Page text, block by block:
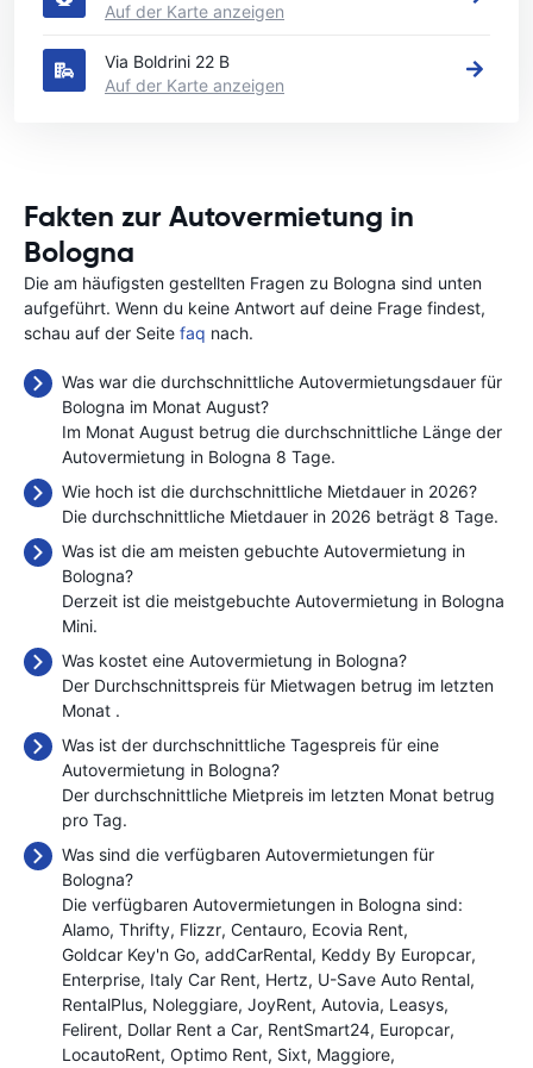
Auf der Karte anzeigen
Via Boldrini 22 B
Auf der Karte anzeigen
Fakten zur Autovermietung in
Bologna
Die am häufigsten gestellten Fragen zu Bologna sind unten
aufgeführt. Wenn du keine Antwort auf deine Frage findest,
schau auf der Seite faq nach.
Was war die durchschnittliche Autovermietungsdauer für
Bologna im Monat August?
Im Monat August betrug die durchschnittliche Länge der
Autovermietung in Bologna 8 Tage.
Wie hoch ist die durchschnittliche Mietdauer in 2026?
Die durchschnittliche Mietdauer in 2026 beträgt 8 Tage.
Was ist die am meisten gebuchte Autovermietung in
Bologna?
Derzeit ist die meistgebuchte Autovermietung in Bologna
Mini.
Was kostet eine Autovermietung in Bologna?
Der Durchschnittspreis für Mietwagen betrug im letzten
Monat .
Was ist der durchschnittliche Tagespreis für eine
Autovermietung in Bologna?
Der durchschnittliche Mietpreis im letzten Monat betrug
pro Tag.
Was sind die verfügbaren Autovermietungen für
Bologna?
Die verfügbaren Autovermietungen in Bologna sind:
Alamo Thrifty Flizzr Centauro Ecovia Rent
Goldcar Key'n Go addCarRental Keddy By Europcar
Enterprise Italy Car Rent Hertz U-Save Auto Rental
RentalPlus Noleggiare JoyRent Autovia Leasys
Felirent Dollar Rent a Car RentSmart24 Europcar
LocautoRent Optimo Rent Sixt Maggiore